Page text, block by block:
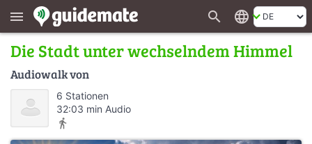
menu search language
Die Stadt unter wechselndem Himmel
Audiowalk von
6 Stationen
32:03 min Audio
directions_walk